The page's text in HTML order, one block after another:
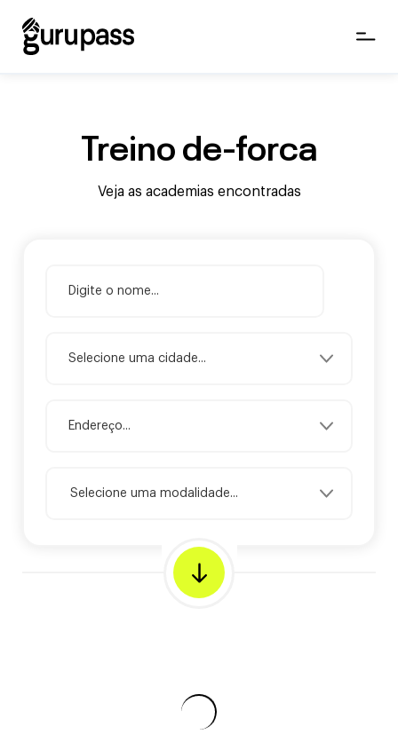
Treino de-forca
Veja as academias encontradas
Selecione uma modalidade...